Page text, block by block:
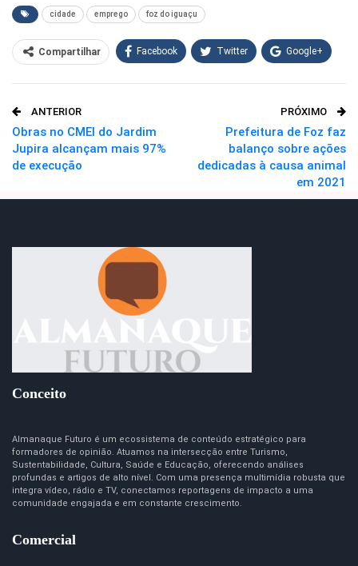
cidade emprego foz do iguaçu
Compartilhar Facebook Twitter Google+
O email
ANTERIOR
Obras no CMEI do Jardim
Jupira alcançam mais 97%
de execução
PRÓXIMO
Prefeitura de Foz faz
balanço sobre ações
dedicadas à causa animal
em 2021
Conceito
Almanaque Futuro é um ecossistema de conteúdo estratégico para
formadores de opinião. Atuamos na intersecção entre Turismo,
Sustentabilidade, Cultura, Saúde e Educação, oferecendo análises
profundas e artigos de alto nível. Com uma presença multimídia robusta que
integra vídeo, rádio e TV, conectamos reportagens de impacto a uma
comunidade engajada e em constante crescimento.
Comercial